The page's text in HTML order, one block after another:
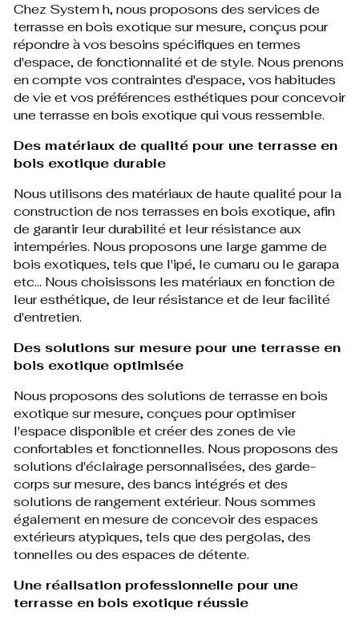
Chez System h, nous proposons des services de
terrasse en bois exotique sur mesure, conçus pour
répondre à vos besoins spécifiques en termes
d'espace, de fonctionnalité et de style. Nous prenons
en compte vos contraintes d'espace, vos habitudes
de vie et vos préférences esthétiques pour concevoir
une terrasse en bois exotique qui vous ressemble.
Des matériaux de qualité pour une terrasse en
bois exotique durable
Nous utilisons des matériaux de haute qualité pour la
construction de nos terrasses en bois exotique, afin
de garantir leur durabilité et leur résistance aux
intempéries. Nous proposons une large gamme de
bois exotiques, tels que l'ipé, le cumaru ou le garapa
etc... Nous choisissons les matériaux en fonction de
leur esthétique, de leur résistance et de leur facilité
d'entretien.
Des solutions sur mesure pour une terrasse en
bois exotique optimisée
Nous proposons des solutions de terrasse en bois
exotique sur mesure, conçues pour optimiser
l'espace disponible et créer des zones de vie
confortables et fonctionnelles. Nous proposons des
solutions d'éclairage personnalisées, des garde-
corps sur mesure, des bancs intégrés et des
solutions de rangement extérieur. Nous sommes
également en mesure de concevoir des espaces
extérieurs atypiques, tels que des pergolas, des
tonnelles ou des espaces de détente.
Une réalisation professionnelle pour une
terrasse en bois exotique réussie